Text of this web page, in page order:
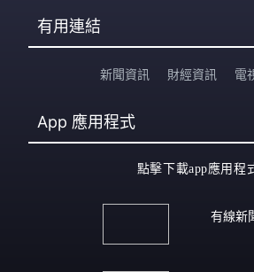
有用連結
新聞資訊 財經資訊 電
App 應用程式
點擊下載app應用程
有線新